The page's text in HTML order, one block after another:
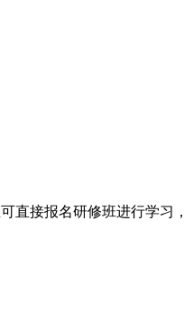
接报名研修班进行学习